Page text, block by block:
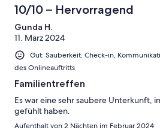
10/10 – Hervorragend
Gunda H.
11. März 2024
Gut: Sauberkeit, Check-in,
des Onlineauftritts
Familientreffen
Es war eine sehr saubere Unterkunft,
gefühlt haben.
Aufenthalt von 2 Nächten im Februar 2024